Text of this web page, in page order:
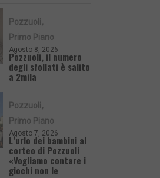
Pozzuoli
Primo Piano
Agosto 8, 2026
Pozzuoli, il numero
degli sfollati è salito
a 2mila
Pozzuoli
Primo Piano
Agosto 7, 2026
L’urlo dei bambini al
corteo di Pozzuoli
«Vogliamo contare i
giochi non le